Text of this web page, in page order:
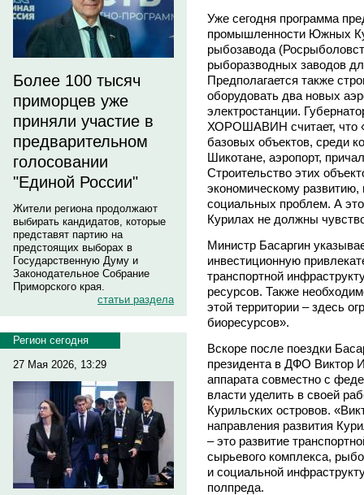
Более 100 тысяч
приморцев уже
приняли участие в
предварительном
голосовании
"Единой России"
Жители региона продолжают
выбирать кандидатов, которые
представят партию на
предстоящих выборах в
Государственную Думу и
Законодательное Собрание
Приморского края.
статьи раздела
Регион сегодня
27 Мая 2026, 13:29
Уже сегодня программа
промышленности Южных
рыбозавода
рыборазводных заводов
Предполагается также
оборудовать два новых
электростанции.
ХОРОШАВИН считает, что
базовых объектов, среди
Шикотане, аэропорт,
Строительство этих
экономическому
социальных проблем. А
Курилах не должны
Министр Басаргин
инвестиционную
транспортной
ресурсов. Также
этой территории – здесь
биоресурсов».
Вскоре после поездки
президента в ДФО Виктор
аппарата совместно с
власти уделить в своей
Курильских островов.
направления развития
– это развитие
сырьевого комплекса,
и социальной
полпреда.